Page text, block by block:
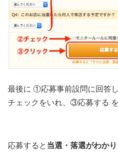
最後に ①応募事前設問に回答
チェックをいれ、③応募する を
応募すると当選・落選がわか